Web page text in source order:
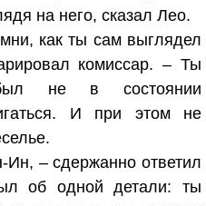
на него, сказал Лео.
как ты сам выглядел
комиссар. – Ты
не в состоянии
И при этом не
– сдержанно ответил
об одной детали: ты